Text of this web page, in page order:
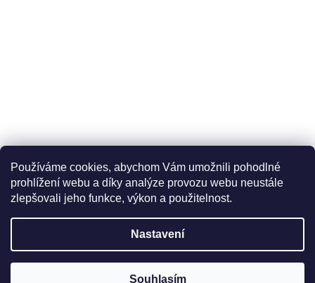
Používáme cookies, abychom Vám umožnili pohodlné
prohlížení webu a díky analýze provozu webu neustále
zlepšovali jeho funkce, výkon a použitelnost.
Nastavení
Souhlasím